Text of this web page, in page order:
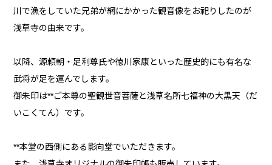
川で漁をしていた兄弟が網にかかった観音像をお祀りしたのが
浅草寺の由来です。
以降、源頼朝・足利尊氏や徳川家康といった歴史的にも有名な
武将が足を運んでします。
御朱印は**ご本尊の聖観世音菩薩と浅草名所七福神の大黒天（だ
いこくてん）です。
**本堂の西側にある影向堂でいただきます。